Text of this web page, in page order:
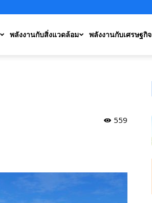
พลังงานกับสิ่งแวดล้อม พลังงานกับเศรษฐกิจ
559